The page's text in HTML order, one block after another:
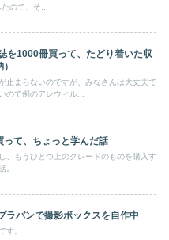
ので、そ...
を1000冊買って、たどり着いた収
止まらないのですが、みなさんは大丈夫で
ので例のアレウィル...
って、ちょっと学んだ話
、もうひとつ上のグレードのものを購入す
。
ラバンで撮影ボックスを自作中
す。